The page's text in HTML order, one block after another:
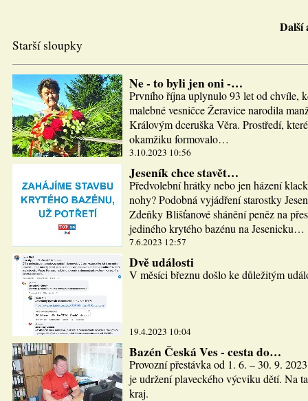
Starší sloupky
Ne - to byli jen oni -…
Prvního října uplynulo 93 let od chvíle,
malebné vesničce Žeravice narodila
Královým dceruška Věra. Prostředí,
okamžiku formovalo…
3.10.2023 10:56
Jeseník chce stavět…
Předvolební hrátky nebo jen házení
nohy? Podobná vyjádření starostky
Zdeňky Blišťanové shánění peněz na
jediného krytého bazénu na Jesenicku…
7.6.2023 12:57
Dvě události
V měsíci březnu došlo ke důležitým
19.4.2023 10:04
Bazén Česká Ves - cesta do…
Provozní přestávka od 1. 6. – 30. 9.
je udržení plaveckého výcviku dětí. Na
kraj.